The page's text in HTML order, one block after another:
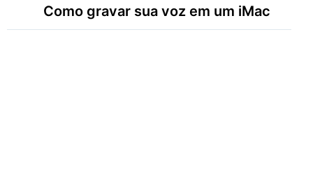
Como gravar sua voz em um iMac